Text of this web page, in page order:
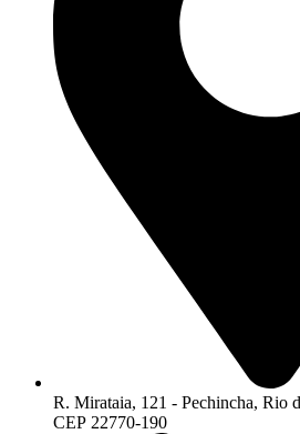
R. Mirataia, 121 - Pechincha, Rio
CEP 22770-190